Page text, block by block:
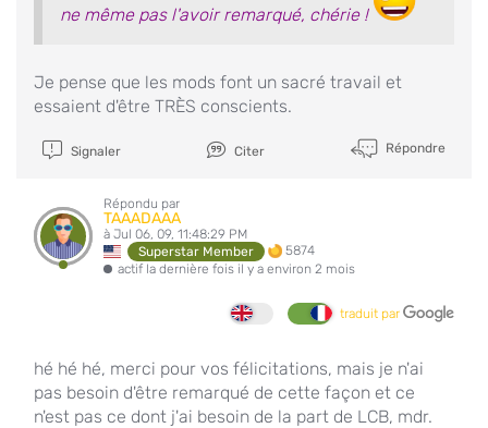
ne même pas l'avoir remarqué, chérie !
Je pense que les mods font un sacré travail et
essaient d'être TRÈS conscients.
Signaler Citer Répondre
Répondu par
TAAADAAA
à Jul 06, 09, 11:48:29 PM
Superstar Member
5874
actif la dernière fois il y a environ 2 mois
traduit par
hé hé hé, merci pour vos félicitations, mais je n'ai
pas besoin d'être remarqué de cette façon et ce
n'est pas ce dont j'ai besoin de la part de LCB, mdr.